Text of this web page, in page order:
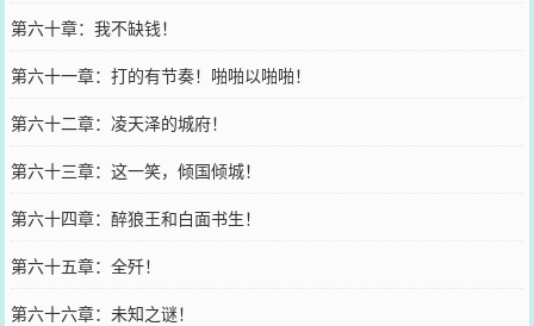
第六十章：我不缺钱！
第六十一章：打的有节奏！啪啪以啪啪！
第六十二章：凌天泽的城府！
第六十三章：这一笑，倾国倾城！
第六十四章：醉狼王和白面书生！
第六十五章：全歼！
第六十六章：未知之谜！